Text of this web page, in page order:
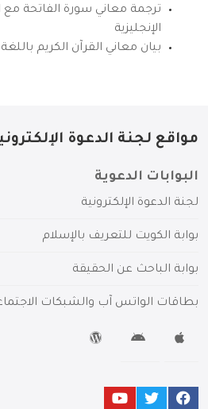
ترجمة معاني سورة الفاتحة مع
الإنجليزية
بيان معاني القرآن الكريم باللغة
مواقع لجنة الدعوة
البوابات الدعوية
لجنة الدعوة الإلكترونية
بوابة الكويت للتعريف بالإسلام
بوابة الباحث عن الحقيقة
بطاقات الواتس آب والشبكات